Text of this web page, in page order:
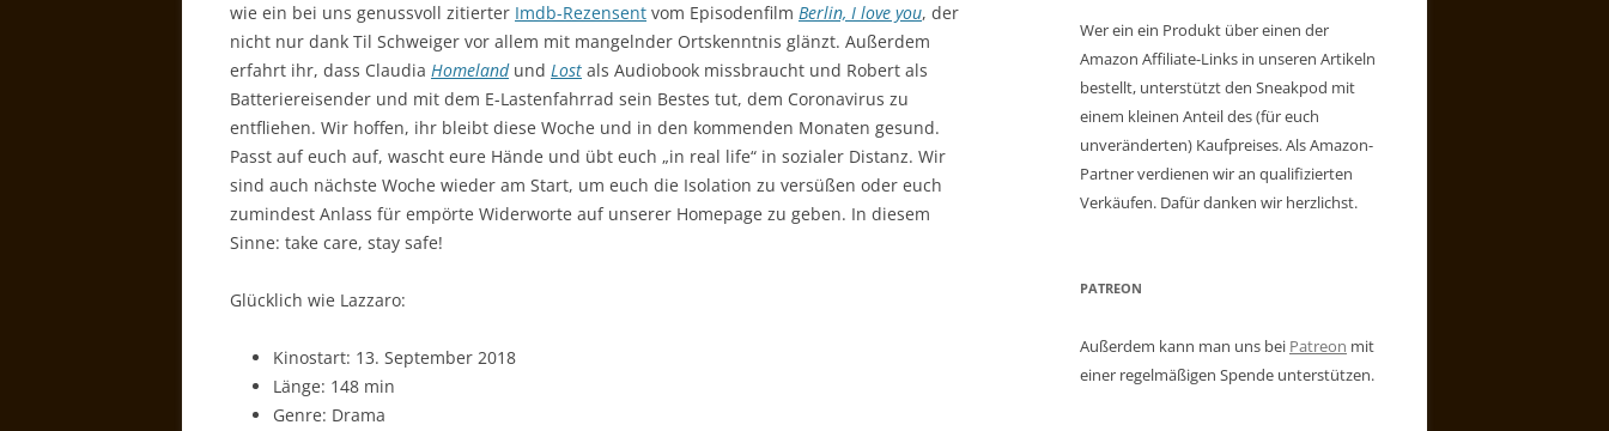
wie ein bei uns genussvoll zitierter Imdb-Rezensent vom Episodenfilm Berlin, I love you, der
nicht nur dank Til Schweiger vor allem mit mangelnder Ortskenntnis glänzt. Außerdem
erfahrt ihr, dass Claudia Homelandund Lost als Audiobook missbraucht und Robert als
Batteriereisender und mit dem E-Lastenfahrrad sein Bestes tut, dem Coronavirus zu
entfliehen. Wir hoffen, ihr bleibt diese Woche und in den kommenden Monaten gesund.
Passt auf euch auf, wascht eure Hände und übt euch „in real life“ in sozialer Distanz. Wir
sind auch nächste Woche wieder am Start, um euch die Isolation zu versüßen oder euch
zumindest Anlass für empörte Widerworte auf unserer Homepage zu geben. In diesem
Sinne: take care, stay safe!
Glücklich wie Lazzaro:
Kinostart: 13. September 2018
Länge: 148 min
Genre: Drama
Wer ein ein Produkt über einen der
Amazon Affiliate-Links in unseren Artikeln
bestellt, unterstützt den Sneakpod mit
einem kleinen Anteil des (für euch
unveränderten) Kaufpreises. Als Amazon-
Partner verdienen wir an qualifizierten
Verkäufen. Dafür danken wir herzlichst.
PATREON
Außerdem kann man uns bei Patreon mit
einer regelmäßigen Spende unterstützen.